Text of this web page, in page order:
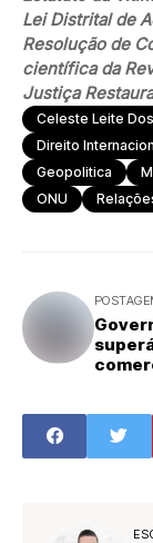
Lei Distrital de
Resolução de
científica da
Justiça
Celeste Leite
Direito
Geopolitica
ONU